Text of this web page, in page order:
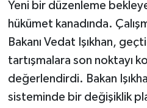
Yeni bir düzenleme
hükümet kanadında.
Bakanı Vedat Işıkhan,
tartışmalara son noktayı
değerlendirdi. Bakan
sisteminde bir değişiklik